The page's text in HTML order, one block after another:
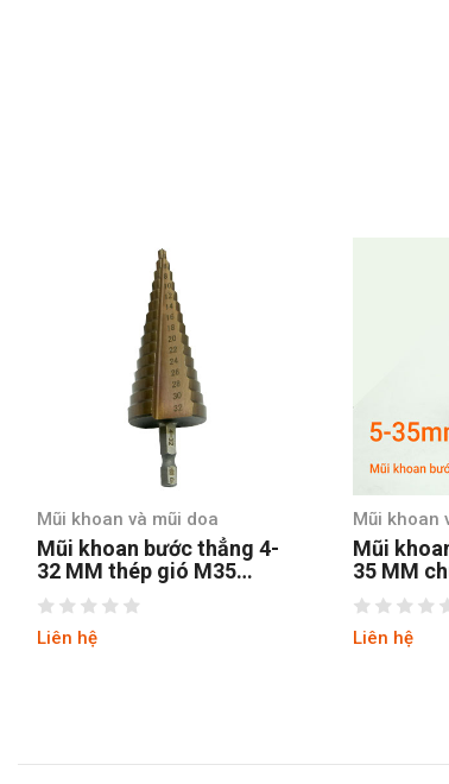
Mũi khoan và mũi doa
Mũi khoan bước thẳng 5-
35 MM chuôi tròn
Liên hệ
Mũi khoan
Mũi
chuôi
tin
Liên hệ